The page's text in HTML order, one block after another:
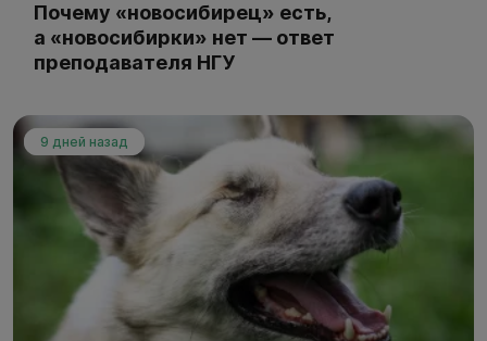
Почему «новосибирец» есть,
а «новосибирки» нет — ответ
преподавателя НГУ
9 дней назад